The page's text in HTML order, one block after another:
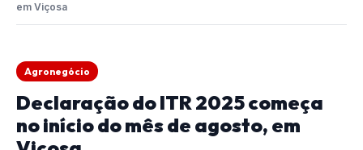
em Viçosa
Agronegócio
Declaração do ITR 2025 começa
no início do mês de agosto, em